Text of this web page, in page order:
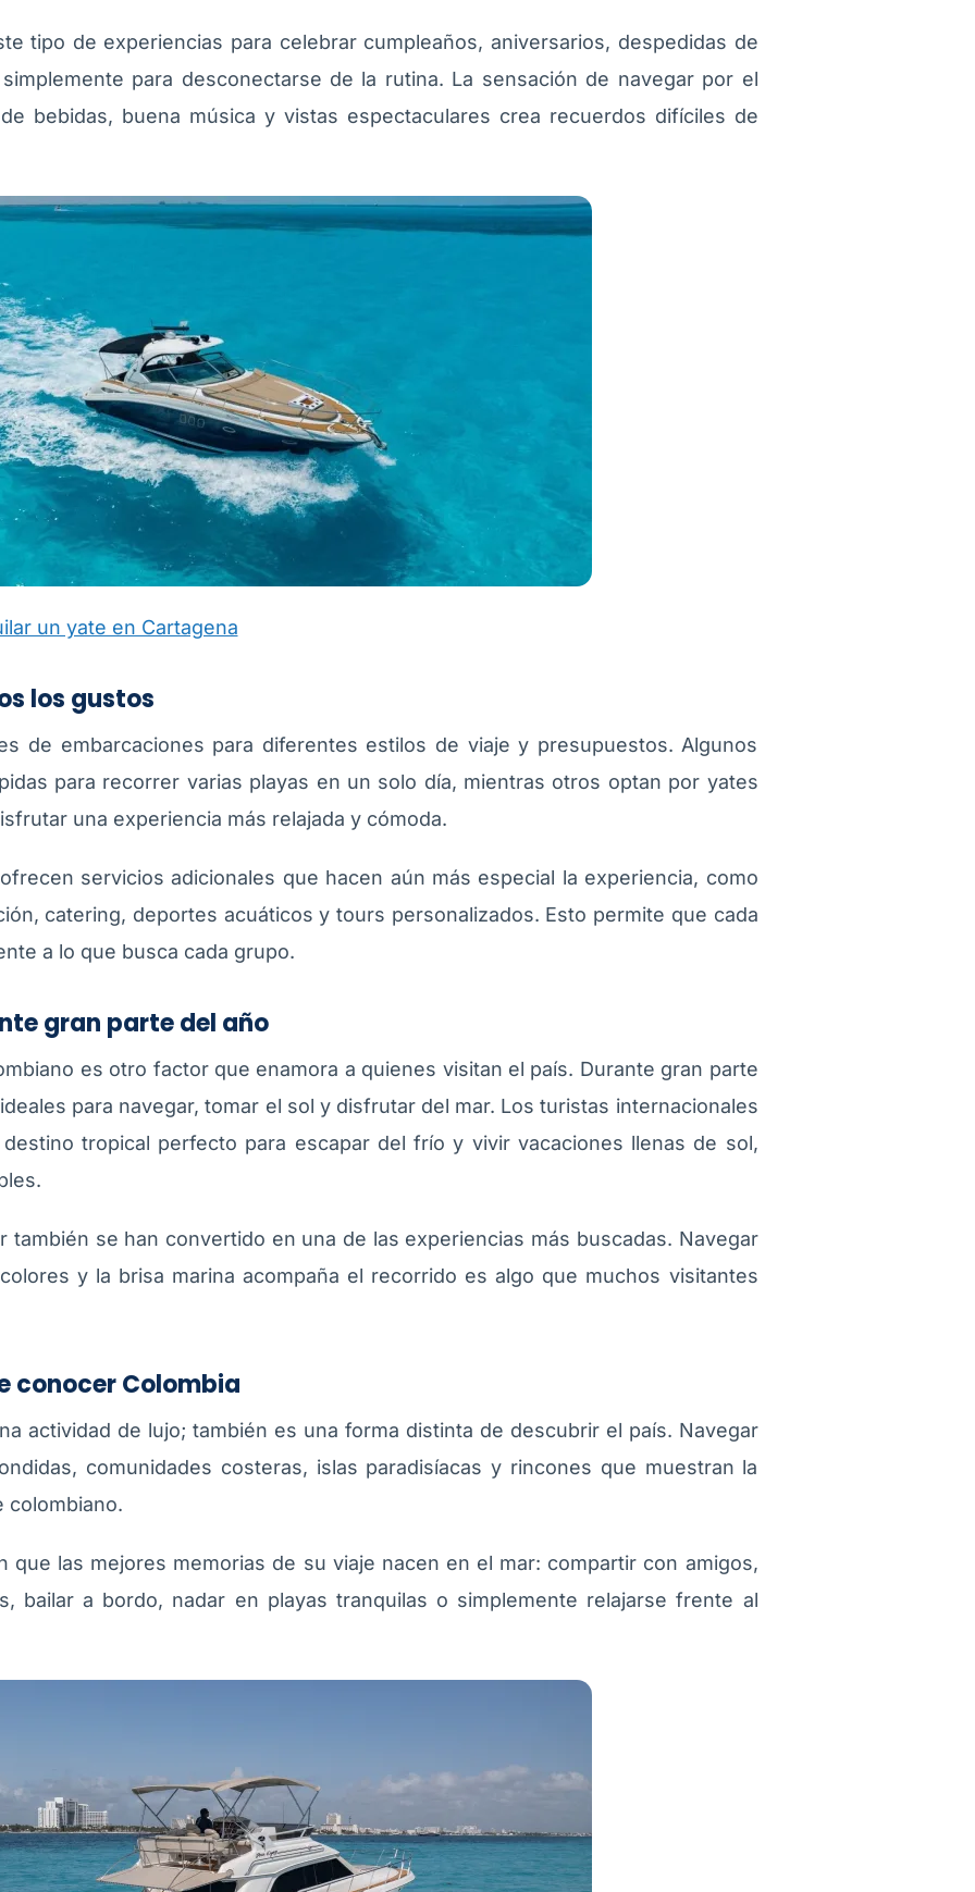
tipo de experiencias para celebrar cumpleaños, aniversarios, despedidas de
para desconectarse de la rutina. La sensación de navegar por el
bebidas, buena música y vistas espectaculares crea recuerdos difíciles de
un yate en Cartagena
los gustos
de embarcaciones para diferentes estilos de viaje y presupuestos. Algunos
para recorrer varias playas en un solo día, mientras otros optan por yates
una experiencia más relajada y cómoda.
servicios adicionales que hacen aún más especial la experiencia, como
catering, deportes acuáticos y tours personalizados. Esto permite que cada
a lo que busca cada grupo.
gran parte del año
es otro factor que enamora a quienes visitan el país. Durante gran parte
para navegar, tomar el sol y disfrutar del mar. Los turistas internacionales
tropical perfecto para escapar del frío y vivir vacaciones llenas de sol,
también se han convertido en una de las experiencias más buscadas. Navegar
y la brisa marina acompaña el recorrido es algo que muchos visitantes
conocer Colombia
actividad de lujo; también es una forma distinta de descubrir el país. Navegar
comunidades costeras, islas paradisíacas y rincones que muestran la
colombiano.
que las mejores memorias de su viaje nacen en el mar: compartir con amigos,
bailar a bordo, nadar en playas tranquilas o simplemente relajarse frente al